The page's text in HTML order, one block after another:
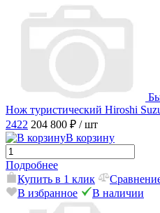
Нож туристический Hiroshi
2422 204 800 ₽ / шт
В корзину
Подробнее
Купить в 1 клик
В избранное
В наличии